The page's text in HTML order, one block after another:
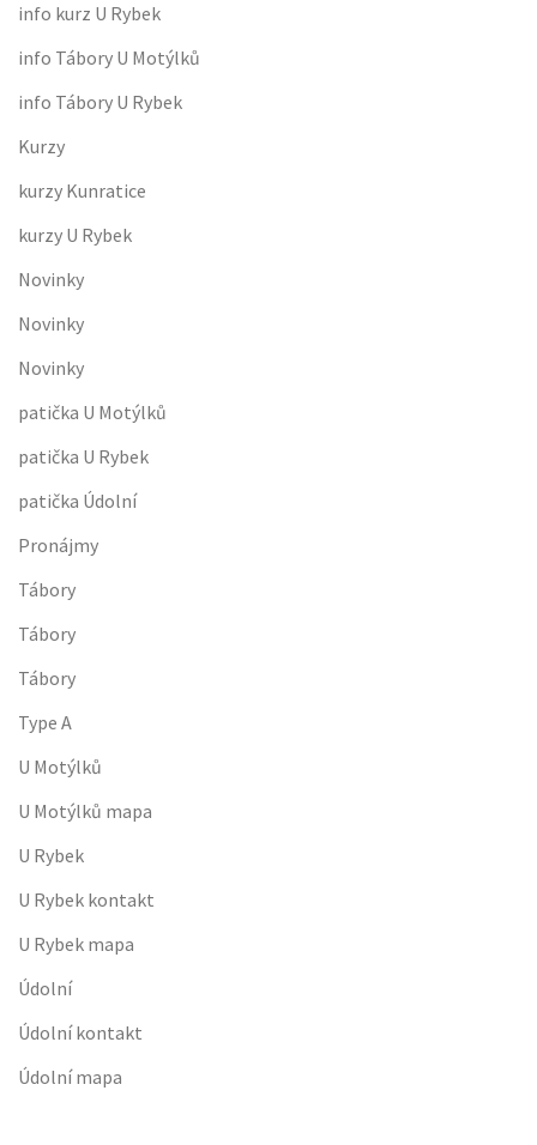
info kurz U Rybek
info Tábory U Motýlků
info Tábory U Rybek
Kurzy
kurzy Kunratice
kurzy U Rybek
Novinky
Novinky
Novinky
patička U Motýlků
patička U Rybek
patička Údolní
Pronájmy
Tábory
Tábory
Tábory
Type A
U Motýlků
U Motýlků mapa
U Rybek
U Rybek kontakt
U Rybek mapa
Údolní
Údolní kontakt
Údolní mapa